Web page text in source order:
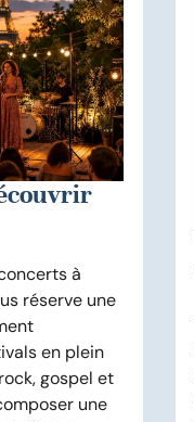
à
réserve une
en plein
gospel et
une